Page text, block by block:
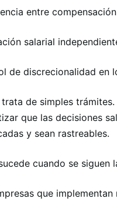
entre
salarial
de discrecionalidad en
trata de simples
que las decisiones
y sean rastreables.
cuando se siguen
que implementan